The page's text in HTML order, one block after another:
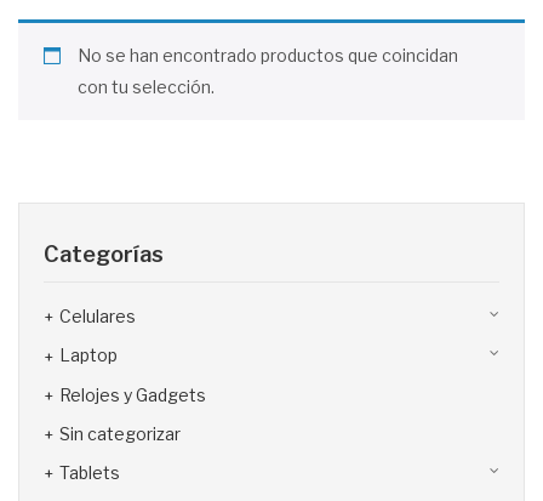
No se han encontrado productos que coincidan
con tu selección.
Categorías
Celulares
Laptop
Relojes y Gadgets
Sin categorizar
Tablets